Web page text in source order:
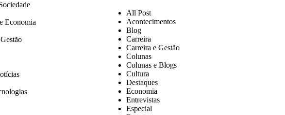
Economia
All Post
Acontecimentos
Blog
Carreira
Carreira e Gestão
Colunas
Colunas e Blogs
Cultura
Destaques
Economia
Entrevistas
Especial